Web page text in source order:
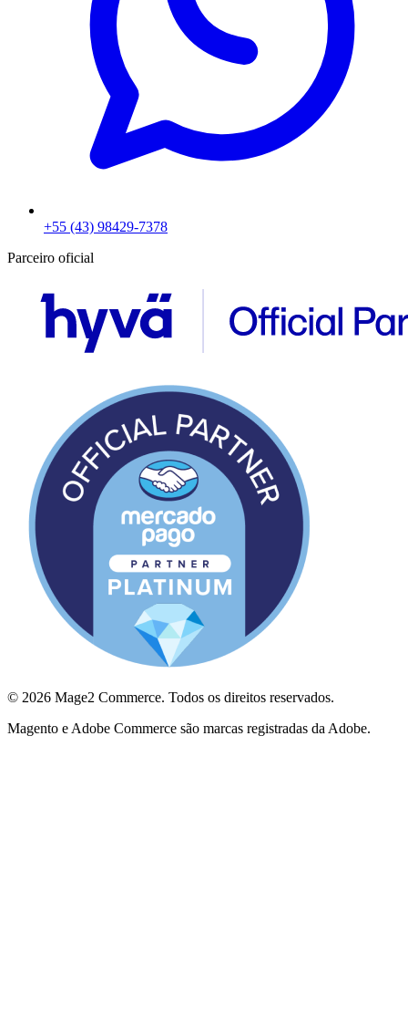
+55 (43) 98429-7378
Parceiro oficial
© 2026 Mage2 Commerce. Todos os direitos reservados.
Magento e Adobe Commerce são marcas registradas da Adobe.